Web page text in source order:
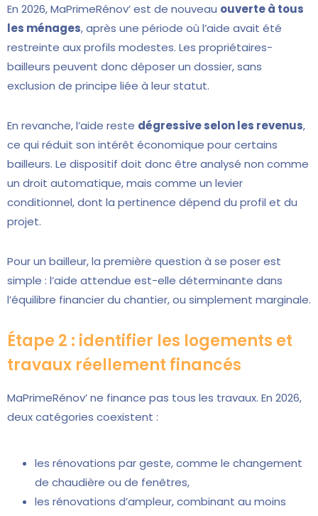
En 2026, MaPrimeRénov’ est de nouveau ouverte à tous
les ménages, après une période où l’aide avait été
restreinte aux profils modestes. Les propriétaires-
bailleurs peuvent donc déposer un dossier, sans
exclusion de principe liée à leur statut.
En revanche, l’aide reste dégressive selon les revenus,
ce qui réduit son intérêt économique pour certains
bailleurs. Le dispositif doit donc être analysé non comme
un droit automatique, mais comme un levier
conditionnel, dont la pertinence dépend du profil et du
projet.
Pour un bailleur, la première question à se poser est
simple : l’aide attendue est-elle déterminante dans
l’équilibre financier du chantier, ou simplement marginale.
Étape 2 : identifier les logements et
travaux réellement financés
MaPrimeRénov’ ne finance pas tous les travaux. En 2026,
deux catégories coexistent :
les rénovations par geste, comme le changement
de chaudière ou de fenêtres,
les rénovations d’ampleur, combinant au moins